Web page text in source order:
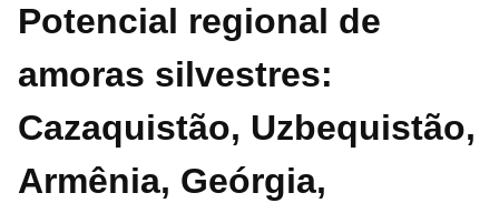
Potencial regional de
amoras silvestres:
Cazaquistão, Uzbequistão,
Armênia, Geórgia,